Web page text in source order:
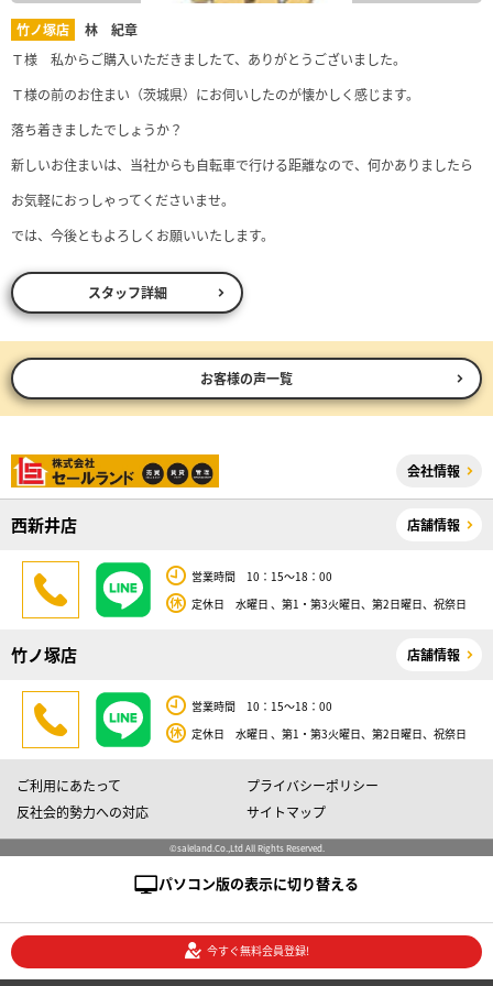
竹ノ塚店
林 紀章
Ｔ様 私からご購入いただきましたて、ありがとうございました。
Ｔ様の前のお住まい（茨城県）にお伺いしたのが懐かしく感じます。
落ち着きましたでしょうか？
新しいお住まいは、当社からも自転車で行ける距離なので、何かありましたら
お気軽におっしゃってくださいませ。
では、今後ともよろしくお願いいたします。
スタッフ詳細
お客様の声一覧
会社情報
西新井店 店舗情報
営業時間 10：15～18：00
定休日 水曜日 、第1・第3火曜日、第2日曜日、祝祭日
竹ノ塚店 店舗情報
営業時間 10：15～18：00
定休日 水曜日 、第1・第3火曜日、第2日曜日、祝祭日
ご利用にあたって
プライバシーポリシー
反社会的勢力への対応
サイトマップ
©saleland.Co.,Ltd All Rights Reserved.
パソコン版の表示に切り替える
今すぐ無料会員登録!